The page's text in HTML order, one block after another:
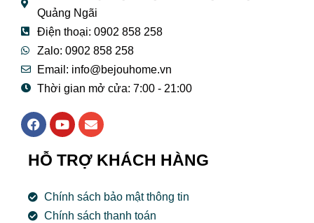
Quảng Ngãi
Điện thoại: 0902 858 258
Zalo: 0902 858 258
Email: info@bejouhome.vn
Thời gian mở cửa: 7:00 - 21:00
F
a
e
b
o
k
Y
o
t
u
e
E
n
e
l
p
e
HỖ TRỢ KHÁCH HÀNG
Chính sách bảo mật thông tin
Chính sách thanh toán